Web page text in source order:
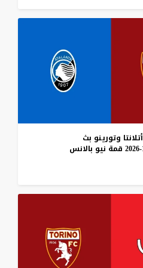
أتلانتا وتورينو بث
قمة نيو بالانس